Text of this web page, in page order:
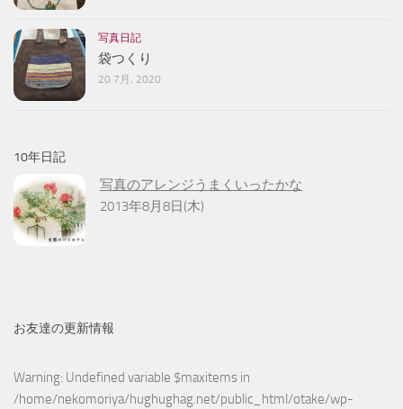
写真日記
袋つくり
20 7月, 2020
10年日記
写真のアレンジうまくいったかな
2013年8月8日(木)
お友達の更新情報
Warning: Undefined variable $maxitems in
/home/nekomoriya/hughughag.net/public_html/otake/wp-